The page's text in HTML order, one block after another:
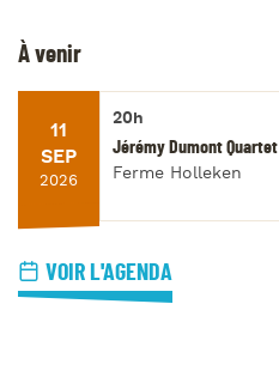
À venir
11
SEP
2026
20h
Jérémy Dumont Quartet
Ferme Holleken
VOIR L'AGENDA